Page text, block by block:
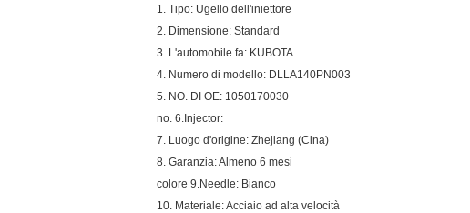
1. Tipo: Ugello dell'iniettore
2. Dimensione: Standard
3. L'automobile fa: KUBOTA
4. Numero di modello: DLLA140PN003
5. NO. DI OE: 1050170030
no. 6.Injector:
7. Luogo d'origine: Zhejiang (Cina)
8. Garanzia: Almeno 6 mesi
colore 9.Needle: Bianco
10. Materiale: Acciaio ad alta velocità